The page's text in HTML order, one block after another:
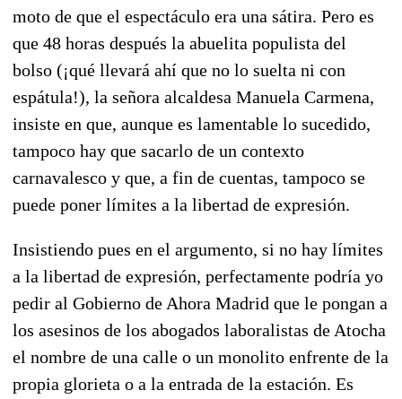
moto de que el espectáculo era una sátira. Pero es
que 48 horas después la abuelita populista del
bolso (¡qué llevará ahí que no lo suelta ni con
espátula!), la señora alcaldesa Manuela Carmena,
insiste en que, aunque es lamentable lo sucedido,
tampoco hay que sacarlo de un contexto
carnavalesco y que, a fin de cuentas, tampoco se
puede poner límites a la libertad de expresión.
Insistiendo pues en el argumento, si no hay límites
a la libertad de expresión, perfectamente podría yo
pedir al Gobierno de Ahora Madrid que le pongan a
los asesinos de los abogados laboralistas de Atocha
el nombre de una calle o un monolito enfrente de la
propia glorieta o a la entrada de la estación. Es